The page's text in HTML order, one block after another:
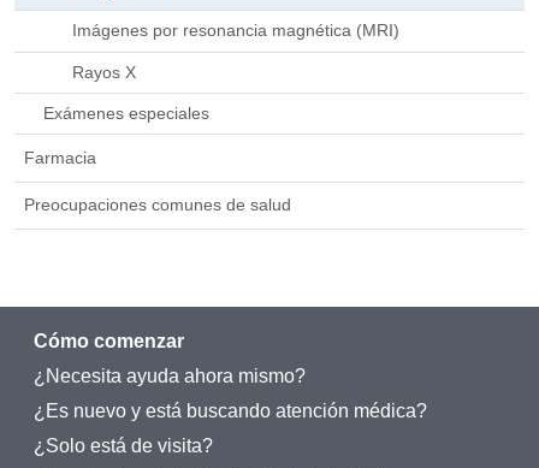
Imágenes por resonancia magnética (MRI)
Rayos X
Exámenes especiales
Farmacia
Preocupaciones comunes de salud
Cómo comenzar
¿Necesita ayuda ahora mismo?
¿Es nuevo y está buscando atención médica?
¿Solo está de visita?